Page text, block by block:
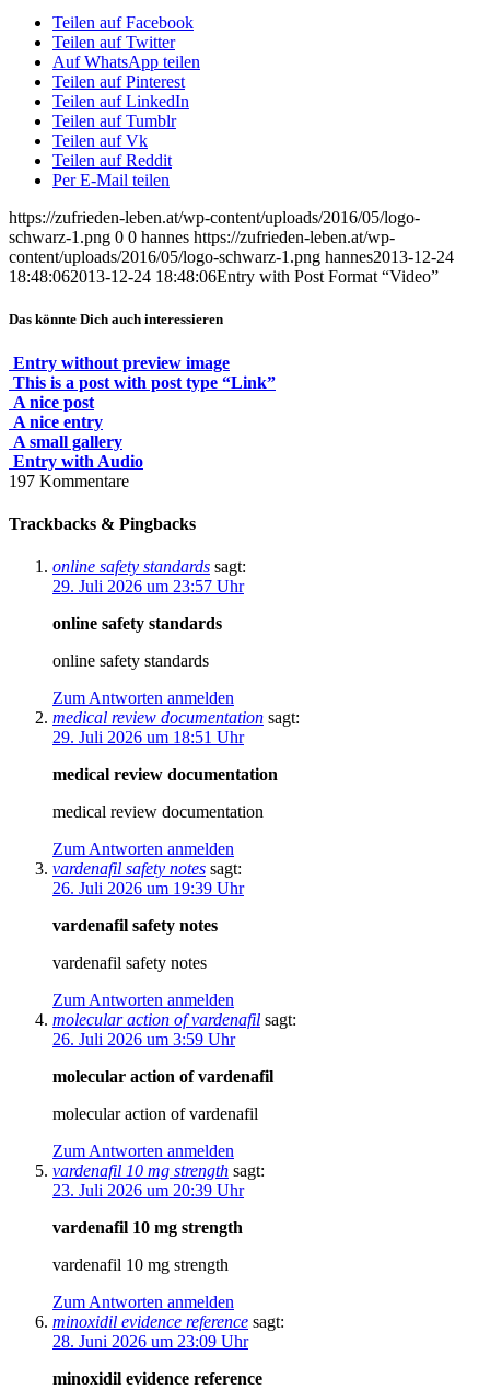
Teilen auf Facebook
Teilen auf Twitter
Auf WhatsApp teilen
Teilen auf Pinterest
Teilen auf LinkedIn
Teilen auf Tumblr
Teilen auf Vk
Teilen auf Reddit
Per E-Mail teilen
https://zufrieden-leben.at/wp-content/uploads/2016/05/logo-
schwarz-1.png 0 0 hannes https://zufrieden-leben.at/wp-
content/uploads/2016/05/logo-schwarz-1.png hannes2013-12-24
18:48:062013-12-24 18:48:06Entry with Post Format “Video”
Das könnte Dich auch interessieren
Entry without preview image
This is a post with post type “Link”
A nice post
A nice entry
A small gallery
Entry with Audio
197 Kommentare
Trackbacks & Pingbacks
online safety standards sagt:
29. Juli 2026 um 23:57 Uhr
online safety standards
online safety standards
Zum Antworten anmelden
medical review documentation sagt:
29. Juli 2026 um 18:51 Uhr
medical review documentation
medical review documentation
Zum Antworten anmelden
vardenafil safety notes sagt:
26. Juli 2026 um 19:39 Uhr
vardenafil safety notes
vardenafil safety notes
Zum Antworten anmelden
molecular action of vardenafil sagt:
26. Juli 2026 um 3:59 Uhr
molecular action of vardenafil
molecular action of vardenafil
Zum Antworten anmelden
vardenafil 10 mg strength sagt:
23. Juli 2026 um 20:39 Uhr
vardenafil 10 mg strength
vardenafil 10 mg strength
Zum Antworten anmelden
minoxidil evidence reference sagt:
28. Juni 2026 um 23:09 Uhr
minoxidil evidence reference